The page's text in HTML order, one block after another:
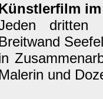
dritten
Breitwand
Malerin und